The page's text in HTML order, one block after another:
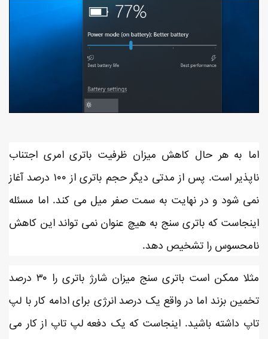
اما به هر حال کاهش میزان ظرفیت باتری امری اجتناب
ناپذیر است. پس از مدتی دیگر حجم باتری از ۱۰۰ درصد آغاز
نمی شود و در نهایت به سمت صفر میل می کند. اما مسئله
اینجاست که باتری سنج به هیچ عنوان نمی تواند این کاهش
نامحسوس را تشخیص دهد.
مثلا ممکن است باتری سنج میزان شارژ باتری را ۳۰ درصد
تخمین بزند اما در واقع یک درصد انرژی برای ادامه کار با لپ
تاپ داشته باشید. اینجاست که یک دفعه لپ تاپ از کار می